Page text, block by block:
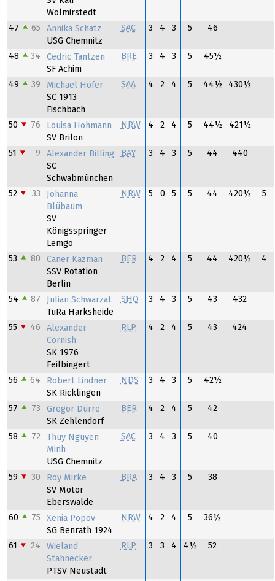
Wolmirstedt
47
65
Annika Schätz
USG Chemnitz
SAC 3 4 3 5 46
48 34
Cedric Tantzen
SF Achim
BRE 3 4 3 5 45½
49 39
Michael Höfer
SC 1913
Fischbach
SAA 4 2 4 5 44½ 430½
50 76
Louisa Hohmann
SV Brilon
NRW 4 2 4 5 44½ 421½
51 9
Alexander Billing
SC
Schwabmünchen
BAY 3 4 3 5 44 440
52 33
Johanna
Blübaum
SV
Königsspringer
Lemgo
NRW 5 0 5 5 44 420½ 5
53 80
Caner Kazman
SSV Rotation
Berlin
BER 4 2 4 5 44 420½ 4
54 87
Julian Schwarzat
TuRa Harksheide
SHO 3 4 3 5 43 432
55 46
Alexander
Cornish
SK 1976
Feilbingert
RLP 4 2 4 5 43 424
56 64
Robert Lindner
SK Ricklingen
NDS 3 4 3 5 42½
57 73
Gregor Dürre
SK Zehlendorf
BER 4 2 4 5 42
58 72
Thuy Nguyen
Minh
USG Chemnitz
SAC 3 4 3 5 40
59 30
Roy Mirke
SV Motor
Eberswalde
BRA 3 4 3 5 38
60 75
Xenia Popov
SG Benrath 1924
NRW 4 2 4 5 36½
61 24
Wieland
Stahnecker
PTSV Neustadt
RLP 3 3 4 4½ 52